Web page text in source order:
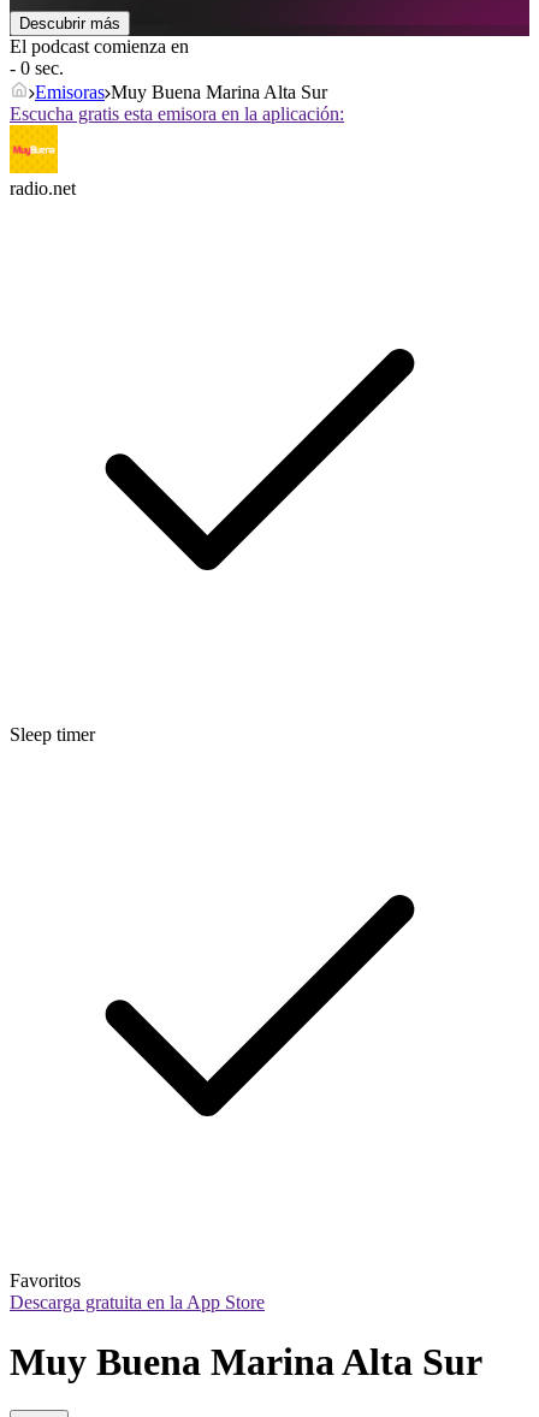
Descubrir más
El podcast comienza en
- 0 sec.
Emisoras Muy Buena Marina Alta Sur
Escucha gratis esta emisora en la aplicación:
radio.net
Sleep timer
Favoritos
Descarga gratuita en la App Store
Muy Buena Marina Alta Sur